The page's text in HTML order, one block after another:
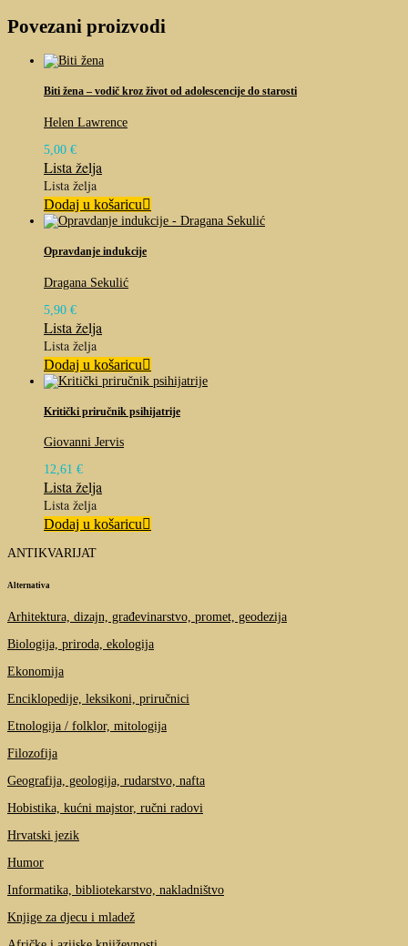
Povezani proizvodi
Biti žena – vodič kroz život od adolescencije do starosti
Helen Lawrence
5,00 €
Lista želja
Lista želja
Dodaj u košaricu
Opravdanje indukcije
Dragana Sekulić
5,90 €
Lista želja
Lista želja
Dodaj u košaricu
Kritički priručnik psihijatrije
Giovanni Jervis
12,61 €
Lista želja
Lista želja
Dodaj u košaricu
ANTIKVARIJAT
Alternativa
Arhitektura, dizajn, građevinarstvo, promet, geodezija
Biologija, priroda, ekologija
Ekonomija
Enciklopedije, leksikoni, priručnici
Etnologija / folklor, mitologija
Filozofija
Geografija, geologija, rudarstvo, nafta
Hobistika, kućni majstor, ručni radovi
Hrvatski jezik
Humor
Informatika, bibliotekarstvo, nakladništvo
Knjige za djecu i mladež